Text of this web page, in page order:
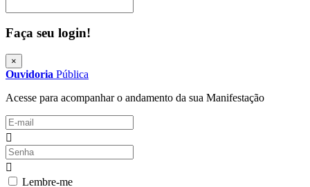
Faça seu login!
×
Ouvidoria Pública
Acesse para acompanhar o andamento da sua Manifestação
Lembre-me